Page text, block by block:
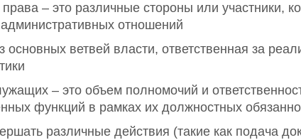
– это различные стороны или участники,
отношений
основных ветвей власти, ответственная за
– это объем полномочий и
функций в рамках их должностных
различные действия (такие как подача